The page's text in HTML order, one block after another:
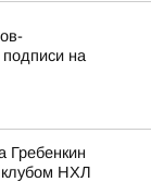
на
Гребенкин
клубом НХЛ